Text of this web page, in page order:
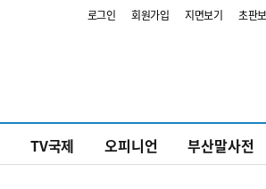
로그인 회원가입 지면보기 초판
TV국제 오피니언 부산말사전